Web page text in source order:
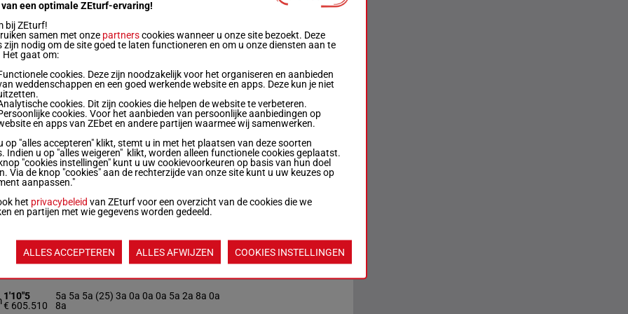
1'12"8
€ 141.385
(25) Da Da 0a 6a 1a 0a 1a 7a 2a 4a 3a
1'10"8
2a 3a 5a (25) 5a 2a 1a 4a 1a 2a Da 2a
1'11"1
€ 205.540
Da 9a 9a 3a 8a 6a (25) 7a 8a 0a Da 5a
Da
1'10"9
€ 232.006
5a 0a 4a 5a 0a (25) 7a 5a 2a 5a 9a 9a
4a
1'11"0
€ 257.675
Da 5a 8a (25) 6a 7a 2a 3a 5a 7a 4a Da
7a
1'10"9
€ 418.418
0a (24) 7a 5m 0a 5a Da 9a Da Dm (23)
7m 5m 0a
1'10"5
€ 605.510
5a 5a 5a (25) 3a 0a 0a 0a 5a 2a 8a 0a
8a
een optimale ZEturf-ervaring!
bij ZEturf!
samen met onze partnerscookies wanneer u onze site bezoekt. Deze
zijn nodig om de site goed te laten functioneren en om u onze diensten aan te
Het gaat om:
cookies. Deze zijn noodzakelijk voor het organiseren en aanbieden
weddenschappen en een goed werkende website en apps. Deze kun je niet
cookies. Dit zijn cookies die helpen de website te verbeteren.
cookies. Voor het aanbieden van persoonlijke aanbiedingen op
en apps van ZEbet en andere partijen waarmee wij samenwerken.
op "alles accepteren" klikt, stemt u in met het plaatsen van deze soorten
Indien u op "alles weigeren" klikt, worden alleen functionele cookies geplaatst.
"cookies instellingen" kunt u uw cookievoorkeuren op basis van hun doel
Via de knop "cookies" aan de rechterzijde van onze site kunt u uw keuzes op
aanpassen."
het privacybeleid van ZEturf voor een overzicht van de cookies die we
en partijen met wie gegevens worden gedeeld.
ALLES ACCEPTEREN ALLES AFWIJZEN COOKIES INSTELLINGEN